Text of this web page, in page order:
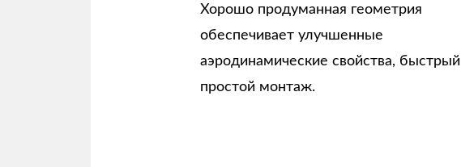
Хорошо продуманная геометрия
обеспечивает улучшенные
аэродинамические свойства, быстрый
простой монтаж.